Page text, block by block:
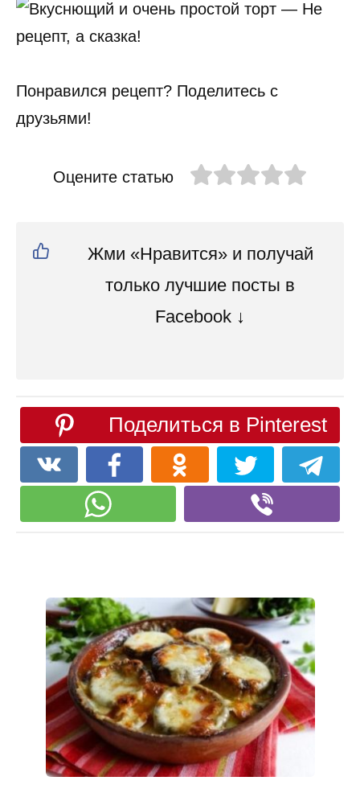
Понравился рецепт? Поделитесь с
друзьями!
Оцените статью
Жми «Нравится» и получай
только лучшие посты в
Facebook ↓
Поделиться в Pinterest